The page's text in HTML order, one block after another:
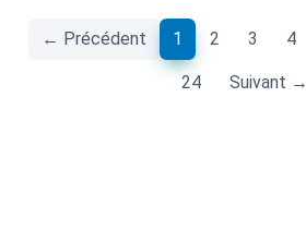
← Précédent 1 (current)
2 3 4
24 Suivant →